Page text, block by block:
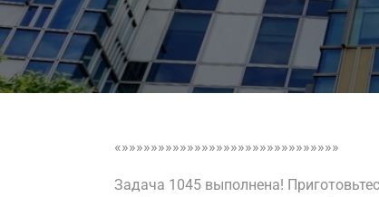
«»»»»»»»»»»»»»»»»»»»»»»»»»»»»»»
Задача 1045 выполнена!